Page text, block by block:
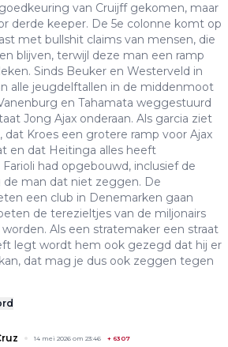
van Cruijff gekomen, maar
derde keeper. De 5e colonne komt op
met bullshit claims van mensen, die
blijven, terwijl deze man een ramp
Sinds Beuker en Westerveld in
alle jeugdelftallen in de middenmoot
en Tahamata weggestuurd
Jong Ajax onderaan. Als garcia ziet
dat Kroes een grotere ramp voor Ajax
en dat Heitinga alles heeft
had opgebouwd, inclusief de
man dat niet zeggen. De
een club in Denemarken gaan
de terezieltjes van de miljonairs
Als een stratemaker een straat
legt wordt hem ook gezegd dat hij er
dat mag je dus ook zeggen tegen
14 mei 2026 om 23:46 + 6307